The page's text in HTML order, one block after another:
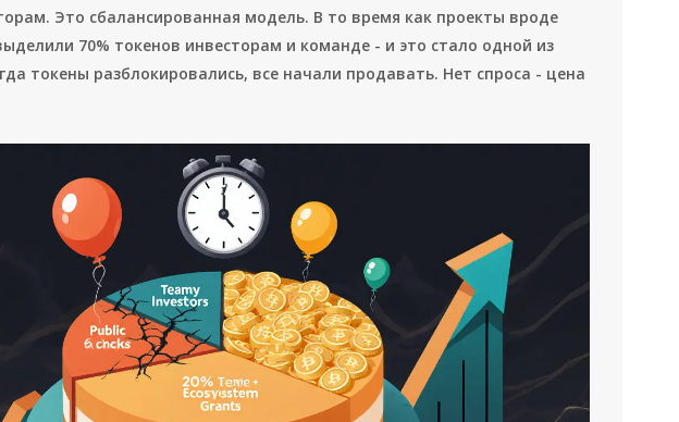
Это сбалансированная модель. В то время как проекты вроде
70% токенов инвесторам и команде - и это стало одной из
токены разблокировались, все начали продавать. Нет спроса - цена